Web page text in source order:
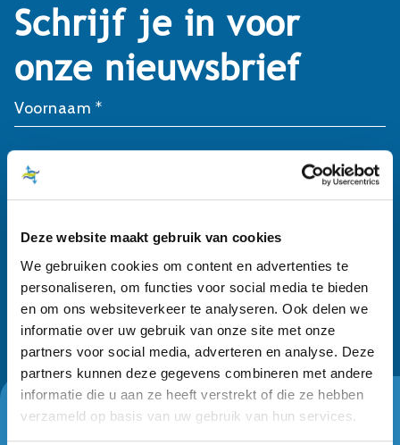
Deze website maakt gebruik van cookies
We gebruiken cookies om content en advertenties te
personaliseren, om functies voor social media te bieden
en om ons websiteverkeer te analyseren. Ook delen we
informatie over uw gebruik van onze site met onze
partners voor social media, adverteren en analyse. Deze
partners kunnen deze gegevens combineren met andere
informatie die u aan ze heeft verstrekt of die ze hebben
verzameld op basis van uw gebruik van hun services.
Schrijf je in voor
onze nieuwsbrief
Voornaam *
Achternaam *